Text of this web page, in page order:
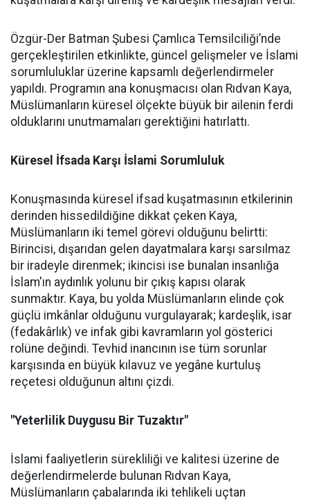
Özgür-Der Batman Şubesi Çamlıca Temsilciliği’nde
gerçekleştirilen etkinlikte, güncel gelişmeler ve İslami
sorumluluklar üzerine kapsamlı değerlendirmeler
yapıldı. Programın ana konuşmacısı olan Rıdvan Kaya,
Müslümanların küresel ölçekte büyük bir ailenin ferdi
olduklarını unutmamaları gerektiğini hatırlattı.
Küresel İfsada Karşı İslami Sorumluluk
Konuşmasında küresel ifsad kuşatmasının etkilerinin
derinden hissedildiğine dikkat çeken Kaya,
Müslümanların iki temel görevi olduğunu belirtti:
Birincisi, dışarıdan gelen dayatmalara karşı sarsılmaz
bir iradeyle direnmek; ikincisi ise bunalan insanlığa
İslam'ın aydınlık yolunu bir çıkış kapısı olarak
sunmaktır. Kaya, bu yolda Müslümanların elinde çok
güçlü imkânlar olduğunu vurgulayarak; kardeşlik, isar
(fedakârlık) ve infak gibi kavramların yol gösterici
rolüne değindi. Tevhid inancının ise tüm sorunlar
karşısında en büyük kılavuz ve yegâne kurtuluş
reçetesi olduğunun altını çizdi.
"Yeterlilik Duygusu Bir Tuzaktır"
İslami faaliyetlerin sürekliliği ve kalitesi üzerine de
değerlendirmelerde bulunan Rıdvan Kaya,
Müslümanların çabalarında iki tehlikeli uçtan